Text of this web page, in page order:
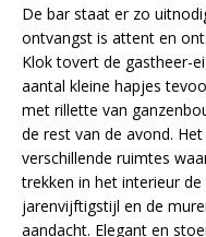
De bar staat er zo
ontvangst is attent en
Klok tovert de gastheer-
aantal kleine hapjes
met rillette van
de rest van de avond.
verschillende ruimtes
trekken in het interieur
jarenvijftigstijl en de
aandacht. Elegant en